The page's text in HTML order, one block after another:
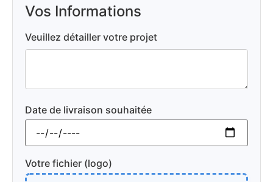
Vos Informations
Veuillez détailler votre projet
Date de livraison souhaitée
Votre fichier (logo)